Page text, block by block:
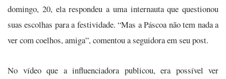
domingo, 20, ela respondeu a uma internauta que questionou
suas escolhas para a festividade. “Mas a Páscoa não tem nada a
ver com coelhos, amiga”, comentou a seguidora em seu post.
No vídeo que a influenciadora publicou, era possível ver